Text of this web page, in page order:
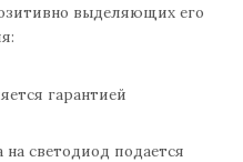
выделяющих его
гарантией
светодиод подается